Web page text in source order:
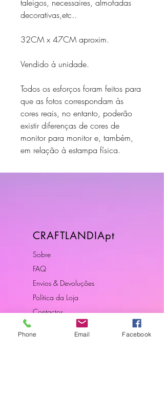
taleigos, necessaires, almofadas
decorativas,etc..
32CM x 47CM aproxim.
Vendido à unidade.
Todos os esforços foram feitos para
que as fotos correspondam às
cores reais, no entanto, poderão
existir diferenças de cores de
monitor para monitor e, também,
em relação à estampa física.
CRAFTLANDIApt
Sobre
FAQ
Envios & Devoluções
Política da Loja
Contactos
Phone Email Facebook